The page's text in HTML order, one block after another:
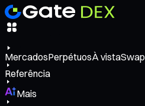
MercadosPerpétuosÀ vistaSwap
Referência
Mais